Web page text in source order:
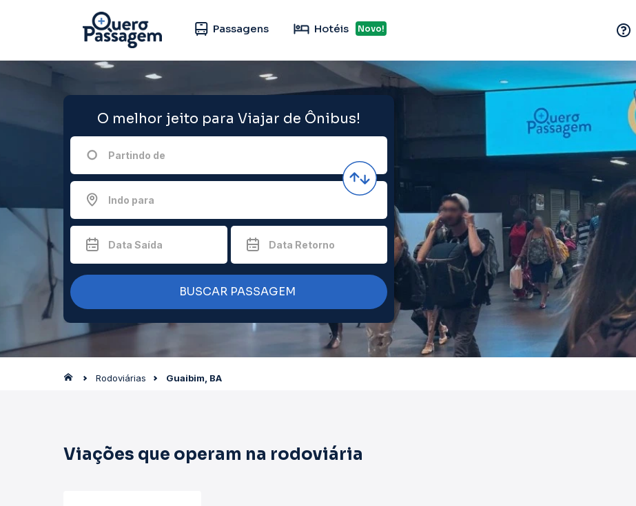
Passagens Hotéis Novo!
O melhor jeito para Viajar de Ônibus!
Partindo de
Indo para
Data Saída Data Retorno
BUSCAR PASSAGEM
Rodoviárias Guaibim, BA
Viações que operam na rodoviária